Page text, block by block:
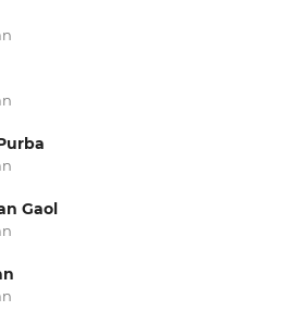
Gaol